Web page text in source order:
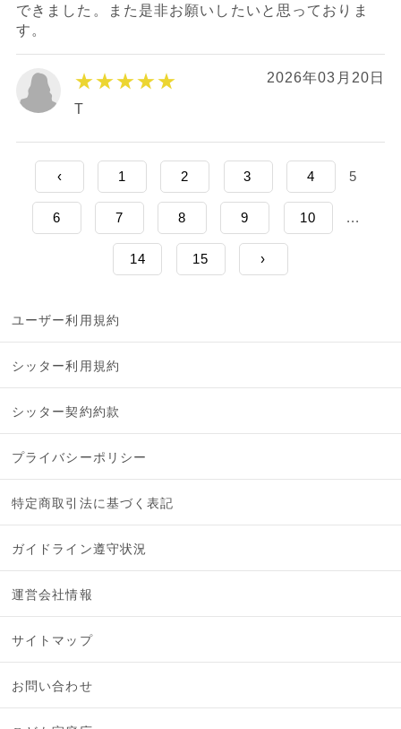
できました。また是非お願いしたいと思っておりま
す。
★★★★★ 2026年03月20日
T
‹ 1 2 3 4 5
6 7 8 9 10 ...
14 15 ›
ユーザー利用規約
シッター利用規約
シッター契約約款
プライバシーポリシー
特定商取引法に基づく表記
ガイドライン遵守状況
運営会社情報
サイトマップ
お問い合わせ